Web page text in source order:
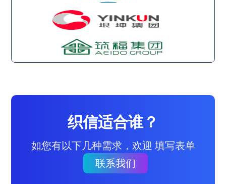
织信适合谁？
如您有以下几种需求，欢迎 填写表单
联系我们